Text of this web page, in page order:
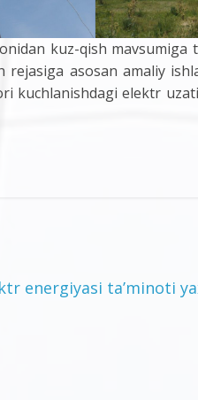
kuz-qish mavsumiga
rejasiga asosan amaliy
kuchlanishdagi elektr
energiyasi ta’minoti